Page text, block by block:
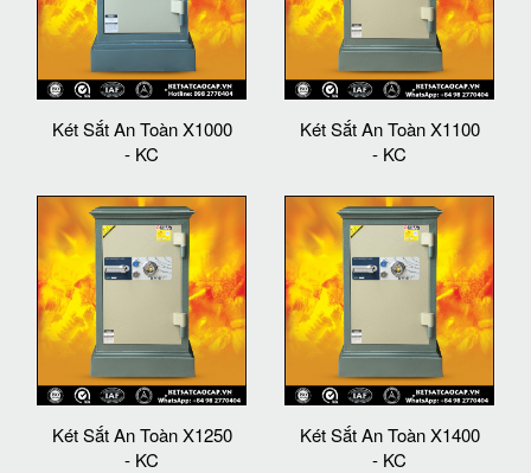
Két Sắt An Toàn X1000
- KC
Két Sắt An Toàn X1100
- KC
Két Sắt An Toàn X1250
- KC
Két Sắt An Toàn X1400
- KC